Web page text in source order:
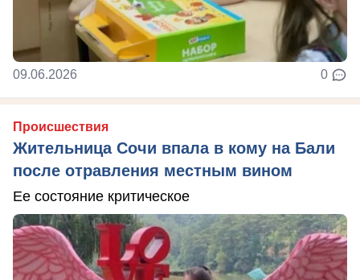
09.06.2026 0
Происшествия
Жительница Сочи впала в кому на Бали
после отравления местным вином
Ее состояние критическое